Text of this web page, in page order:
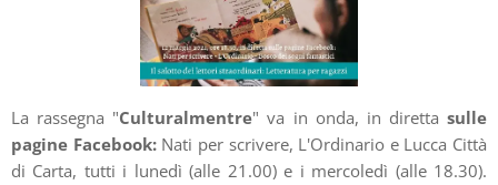
La rassegna "Culturalmentre" va in onda, in diretta sulle
pagine Facebook:Nati per scrivere, L'Ordinario e Lucca Città
di Carta, tutti i lunedì (alle 21.00) e i mercoledì (alle 18.30).